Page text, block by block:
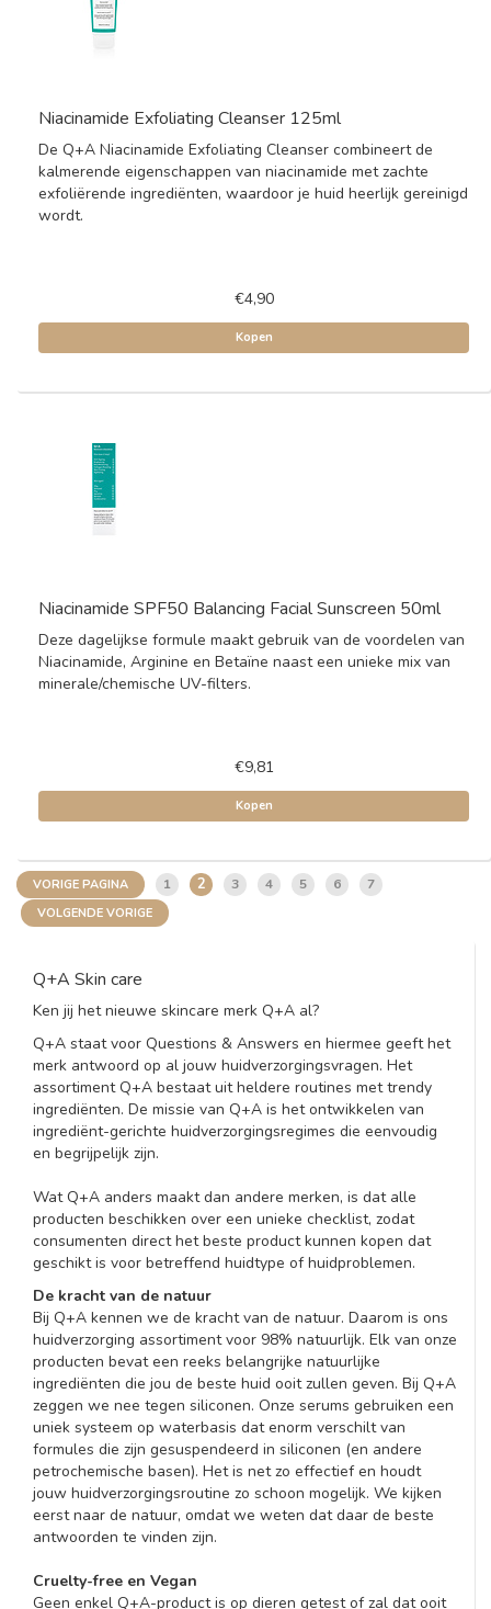
Niacinamide Exfoliating Cleanser 125ml
De Q+A Niacinamide Exfoliating Cleanser combineert de
kalmerende eigenschappen van niacinamide met zachte
exfoliërende ingrediënten, waardoor je huid heerlijk gereinigd
wordt.
€4,90
Kopen
Niacinamide SPF50 Balancing Facial Sunscreen 50ml
Deze dagelijkse formule maakt gebruik van de voordelen van
Niacinamide, Arginine en Betaïne naast een unieke mix van
minerale/chemische UV-filters.
€9,81
Kopen
VORIGE PAGINA 1 2 3 4 5 6 7
VOLGENDE VORIGE
Q+A Skin care
Ken jij het nieuwe skincare merk Q+A al?
Q+A staat voor Questions & Answers en hiermee geeft het
merk antwoord op al jouw huidverzorgingsvragen. Het
assortiment Q+A bestaat uit heldere routines met trendy
ingrediënten. De missie van Q+A is het ontwikkelen van
ingrediënt-gerichte huidverzorgingsregimes die eenvoudig
en begrijpelijk zijn.
Wat Q+A anders maakt dan andere merken, is dat alle
producten beschikken over een unieke checklist, zodat
consumenten direct het beste product kunnen kopen dat
geschikt is voor betreffend huidtype of huidproblemen.
De kracht van de natuur
Bij Q+A kennen we de kracht van de natuur. Daarom is ons
huidverzorging assortiment voor 98% natuurlijk. Elk van onze
producten bevat een reeks belangrijke natuurlijke
ingrediënten die jou de beste huid ooit zullen geven. Bij Q+A
zeggen we nee tegen siliconen. Onze serums gebruiken een
uniek systeem op waterbasis dat enorm verschilt van
formules die zijn gesuspendeerd in siliconen (en andere
petrochemische basen). Het is net zo effectief en houdt
jouw huidverzorgingsroutine zo schoon mogelijk. We kijken
eerst naar de natuur, omdat we weten dat daar de beste
antwoorden te vinden zijn.
Cruelty-free en Vegan
Geen enkel Q+A-product is op dieren getest of zal dat ooit